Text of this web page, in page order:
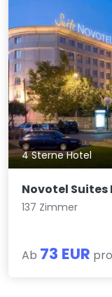
4 Sterne Hotel
Novotel
137 Zimmer
Ab 73 EUR